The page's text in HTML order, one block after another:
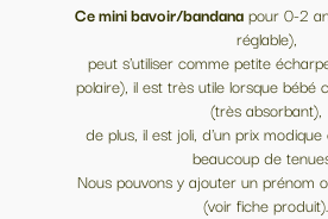
Ce mini bavoir/bandanapour 0-2
réglable),
peut s'utiliser comme petite
polaire), il est très utile lorsque bébé
(très absorbant),
de plus, il est joli, d'un prix
beaucoup de
Nous pouvons y ajouter un prénom
(voir fiche produit).